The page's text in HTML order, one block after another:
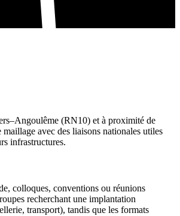
(RN10) et à proximité de
avec des liaisons nationales utiles
infrastructures.
colloques, conventions ou réunions
recherchant une implantation
transport), tandis que les formats